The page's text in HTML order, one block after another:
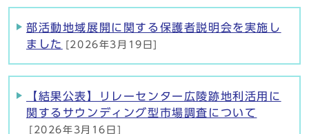
部活動地域展開に関する保護者説明会を実施し
ました
[2026年3月19日]
【結果公表】リレーセンター広陵跡地利活用に
関するサウンディング型市場調査について
[2026年3月16日]